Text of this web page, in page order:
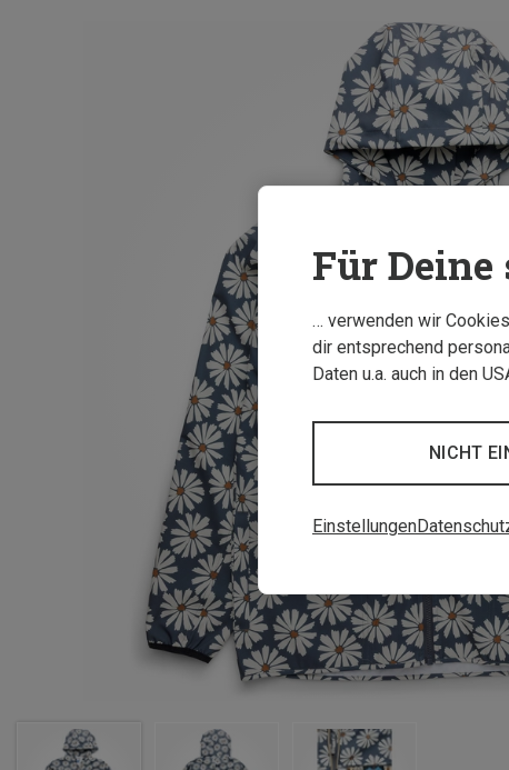
Für Deine
… verwenden wir
dir entsprechend
Daten u.a. auch in den
NICHT
Einstellungen